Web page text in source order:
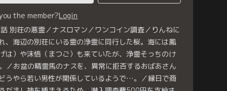
the member?Login
別荘の悪霊／ナスロマン／ワンコイン調査／りんねに
、海辺の別荘にいる霊の浄霊に同行した桜。海には鳳
は）や沫悟（まつご）も来ていたが、浄霊そっちのけ
／お盆の精霊馬のナスを、異常に拒否するおばあさん
うやら若い男性が関係しているようで…。／縁日で商